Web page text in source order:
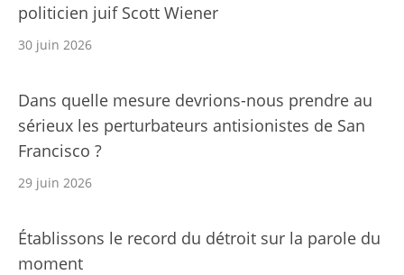
politicien juif Scott Wiener
30 juin 2026
Dans quelle mesure devrions-nous prendre au
sérieux les perturbateurs antisionistes de San
Francisco ?
29 juin 2026
Établissons le record du détroit sur la parole du
moment